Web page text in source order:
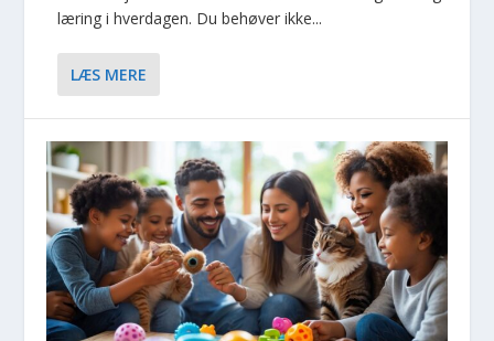
læring i hverdagen. Du behøver ikke...
LÆS MERE